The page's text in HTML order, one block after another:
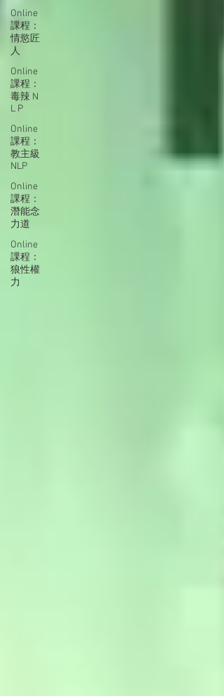
Online
課程：
情慾匠
人
Online
課程：
毒辣 N
L P
Online
課程：
教主級
NLP
Online
課程：
潛能念
力道
Online
課程：
狼性權
力